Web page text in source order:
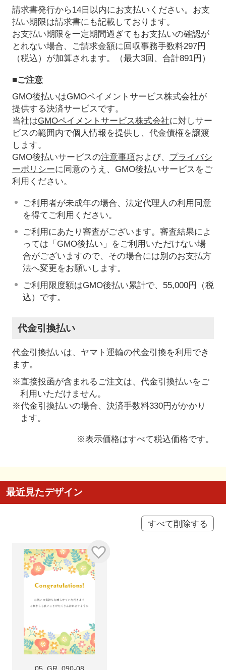
請求書発行から14日以内にお支払いください。お支
払い期限は請求書にも記載しております。
お支払い期限を一定期間過ぎてもお支払いの確認が
とれない場合、ご請求金額に回収事務手数料297円
（税込）が加算されます。（最大3回、合計891円）
■ご注意
GMO後払いはGMOペイメントサービス株式会社が
提供する決済サービスです。
当社はGMOペイメントサービス株式会社に対しサー
ビスの範囲内で個人情報を提供し、代金債権を譲渡
します。
GMO後払いサービスの注意事項および、 プライバシ
ーポリシーに同意のうえ、GMO後払いサービスをご
利用ください。
ご利用者が未成年の場合、法定代理人の利用同意
を得てご利用ください。
ご利用にあたり審査がございます。審査結果によ
っては「GMO後払い」をご利用いただけない場
合がございますので、その場合には別のお支払方
法へ変更をお願いします。
ご利用限度額はGMO後払い累計で、55,000円（税
込）です。
代金引換払い
代金引換払いは、ヤマト運輸の代金引換を利用でき
ます。
※直接投函が含まれるご注文は、代金引換払いをご
利用いただけません。
※代金引換払いの場合、決済手数料330円がかかり
ます。
※表示価格はすべて税込価格です。
最近見たデザイン
すべて削除する